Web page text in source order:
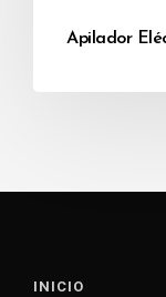
Apilador
INICIO